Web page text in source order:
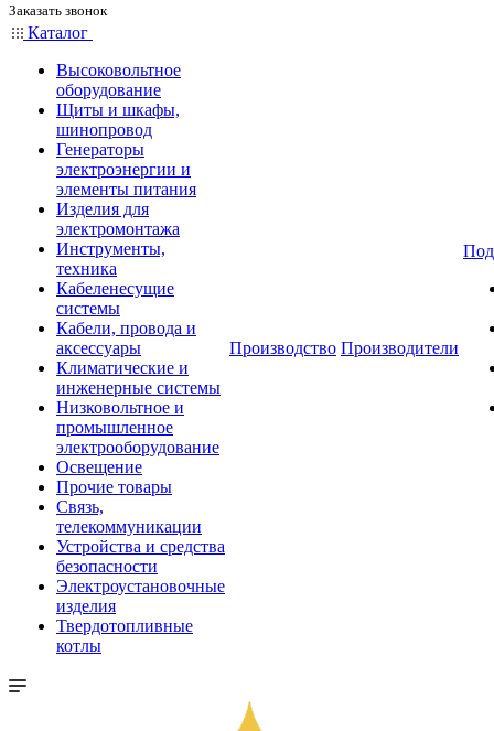
Заказать звонок
Каталог
Высоковольтное
оборудование
Щиты и шкафы,
шинопровод
Генераторы
электроэнергии и
элементы питания
Изделия для
электромонтажа
Инструменты,
техника
Кабеленесущие
системы
Кабели, провода и
аксессуары
Климатические и
инженерные системы
Низковольтное и
промышленное
электрооборудование
Освещение
Прочие товары
Связь,
телекоммуникации
Устройства и средства
безопасности
Электроустановочные
изделия
Твердотопливные
котлы
Производство Производители